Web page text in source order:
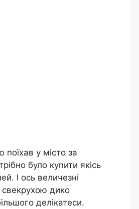
у місто за
було куnити якісь
І ось величезні
дико
делікатеси.